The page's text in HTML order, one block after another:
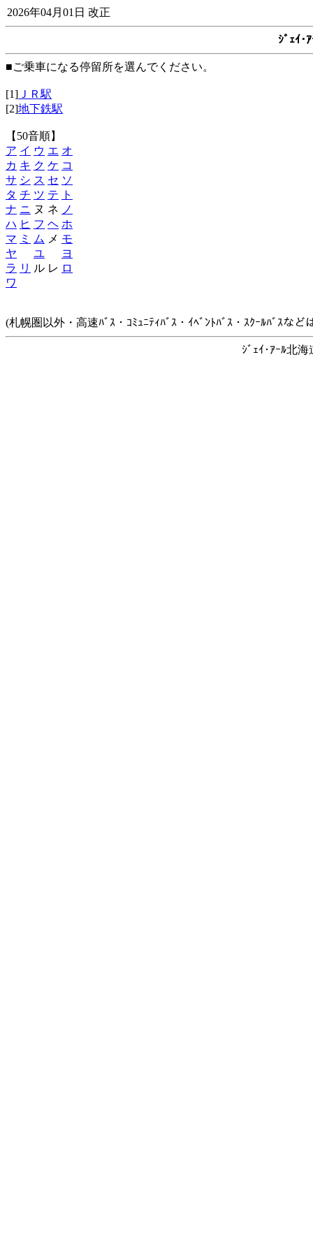
2026年04月01日 改正
ｼﾞｪｲ･
■ご乗車になる停留所を選んでください。
[1] ＪＲ駅
[2]地下鉄駅
【50音順】
ア イ ウ エ オ
カ キ ク ケ コ
サ シ ス セ ソ
タ チ ツ テ
ト
ナ ニ ヌ ネ ノ
ハ ヒ フ ヘ ホ
マ ミ ム メ モ
ヤ
ユ
ヨ
ラ リ ル レ ロ
ワ
(札幌圏以外・高速ﾊﾞｽ・ｺﾐｭﾆﾃｨﾊﾞｽ・ｲﾍﾞﾝﾄﾊﾞｽ・ｽｸｰﾙﾊﾞｽな
ｼﾞｪｲ･ｱｰﾙ北